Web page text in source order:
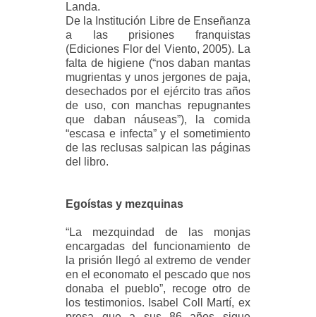
Landa.
De la Institución Libre de Enseñanza
a las prisiones franquistas
(Ediciones Flor del Viento, 2005). La
falta de higiene (“nos daban mantas
mugrientas y unos jergones de paja,
desechados por el ejército tras años
de uso, con manchas repugnantes
que daban náuseas”), la comida
“escasa e infecta” y el sometimiento
de las reclusas salpican las páginas
del libro.
Egoístas y mezquinas
“La mezquindad de las monjas
encargadas del funcionamiento de
la prisión llegó al extremo de vender
en el economato el pescado que nos
donaba el pueblo”, recoge otro de
los testimonios. Isabel Coll Martí, ex